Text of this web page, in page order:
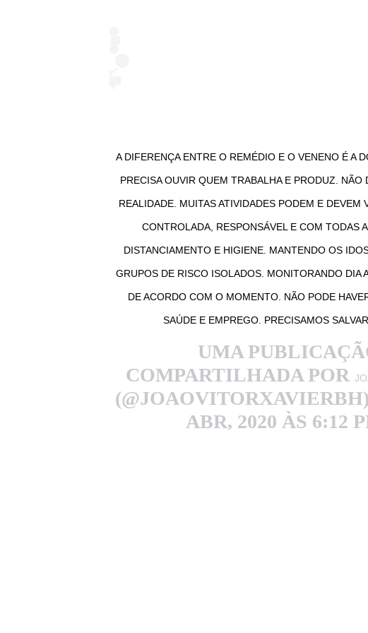
A DIFERENÇA ENTRE O REMÉDIO E O VENENO É A
PRECISA OUVIR QUEM TRABALHA E PRODUZ. NÃO
REALIDADE. MUITAS ATIVIDADES PODEM E DEVEM
CONTROLADA, RESPONSÁVEL E COM TODAS
DISTANCIAMENTO E HIGIENE. MANTENDO OS
GRUPOS DE RISCO ISOLADOS. MONITORANDO DIA
DE ACORDO COM O MOMENTO. NÃO PODE
SAÚDE E EMPREGO. PRECISAMOS
UMA
COMPARTILHADA POR
ABR, 2020 ÀS 6:12